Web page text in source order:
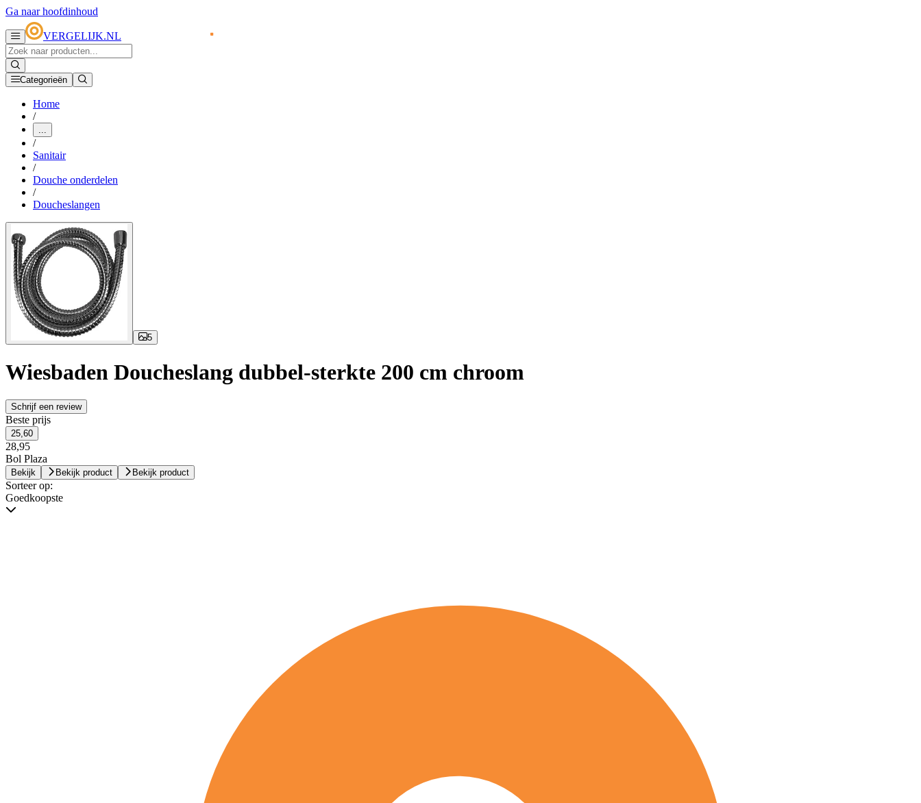
Ga naar hoofdinhoud
VERGELIJK.NL
Categorieën
Home
/
...
/
Sanitair
/
Douche onderdelen
/
Doucheslangen
5
Wiesbaden Doucheslang dubbel-sterkte 200 cm chroom
Schrijf een review
Beste prijs
25,60
28,95
Bol Plaza
Bekijk Bekijk product Bekijk product
Sorteer op:
Goedkoopste